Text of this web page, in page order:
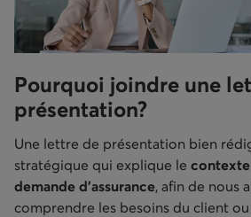
Pourquoi joindre une
présentation?
Une lettre de présentation bien
stratégique qui explique le contexte
demande d’assurance, afin de nous
comprendre les besoins du client